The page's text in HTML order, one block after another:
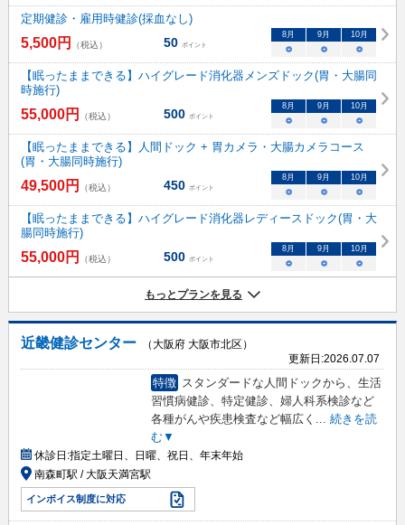
定期健診・雇用時健診(採血なし)
5,500円 （税込） 50 ポイント
8月 9月 10月
○ ○ ○
【眠ったままできる】ハイグレード消化器メンズドック(胃・大腸同
時施行)
55,000円 （税込） 500 ポイント
8月 9月 10月
○ ○ ○
【眠ったままできる】人間ドック + 胃カメラ・大腸カメラコース
(胃・大腸同時施行)
49,500円 （税込） 450 ポイント
8月 9月 10月
○ ○ ○
【眠ったままできる】ハイグレード消化器レディースドック(胃・大
腸同時施行)
55,000円 （税込） 500 ポイント
8月 9月 10月
○ ○ ○
もっとプランを見る
近畿健診センター
（大阪府 大阪市北区）
更新日:2026.07.07
特徴 スタンダードな人間ドックから、生活
習慣病健診、特定健診、婦人科系検診など
各種がんや疾患検査など幅広く
続きを読
む▼
休診日:指定土曜日、日曜、祝日、年末年始
南森町駅 / 大阪天満宮駅
インボイス制度に対応